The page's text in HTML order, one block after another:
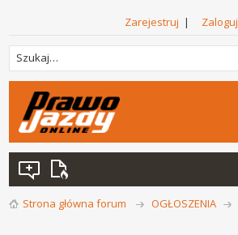
Zarejestruj | Zaloguj
Strona główna forum OGŁOSZENIA